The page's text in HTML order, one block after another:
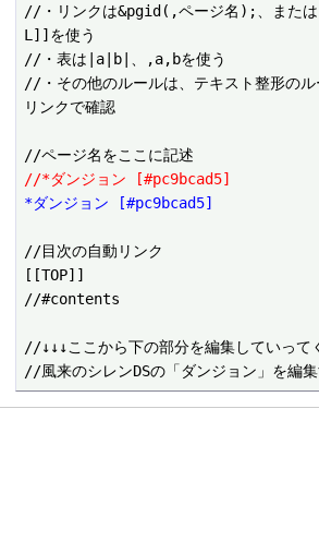
//・リンクは&pgid(,ページ名);、また
L]]を使う
//・表は|a|b|、,a,bを使う
//・その他のルールは、テキスト整形の
リンクで確認
//*ダンジョン [#pc9bcad5]
*ダンジョン [#pc9bcad5]
//目次の自動リンク
[[TOP]]
//#contents
//↓↓↓ここから下の部分を編集していって